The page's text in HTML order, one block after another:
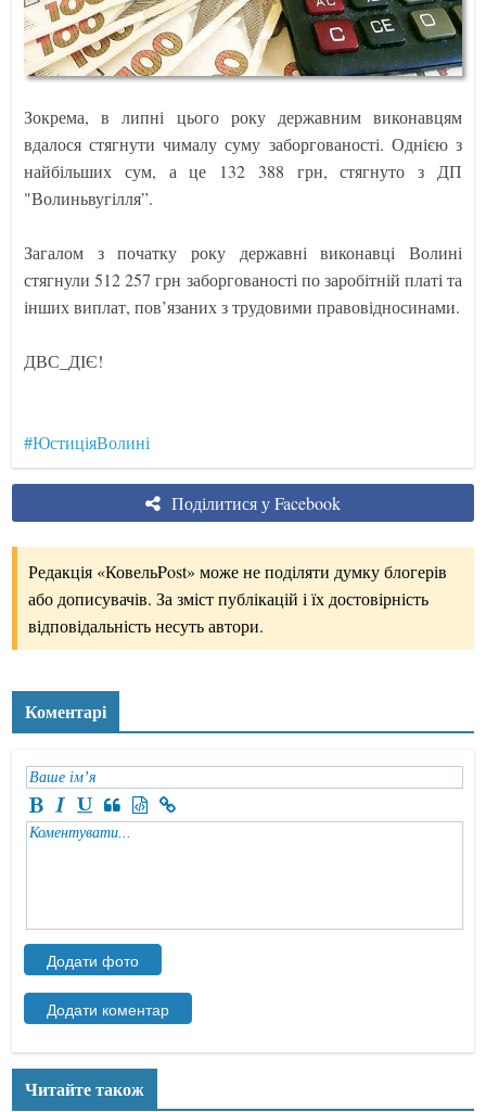
Зокрема, в липні цього року державним виконавцям
вдалося стягнути чималу суму заборгованості. Однією з
найбільших сум, а це 132 388 грн, стягнуто з ДП
"Волиньвугілля”.
Загалом з початку року державні виконавці Волині
стягнули 512 257 грн заборгованості по заробітній платі та
інших виплат, пов’язаних з трудовими правовідносинами.
ДВС_ДІЄ!
#ЮстиціяВолині
Поділитися у Facebook
Редакція «КовельPost» може не поділяти думку блогерів
або дописувачів. За зміст публікацій і їх достовірність
відповідальність несуть автори.
Коментарі
Читайте також